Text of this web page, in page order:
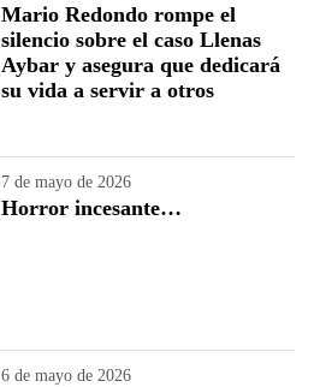
Mario Redondo rompe el
silencio sobre el caso Llenas
Aybar y asegura que dedicará
su vida a servir a otros
7 de mayo de 2026
Horror incesante…
6 de mayo de 2026